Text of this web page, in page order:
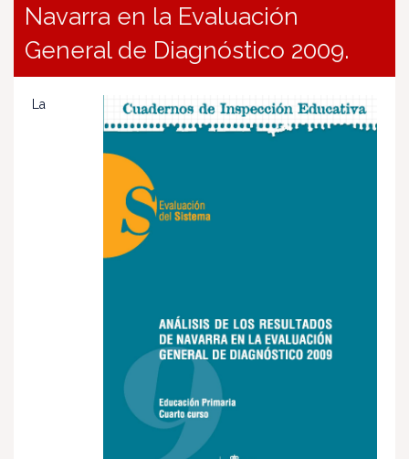
Navarra en la Evaluación
General de Diagnóstico 2009.
La